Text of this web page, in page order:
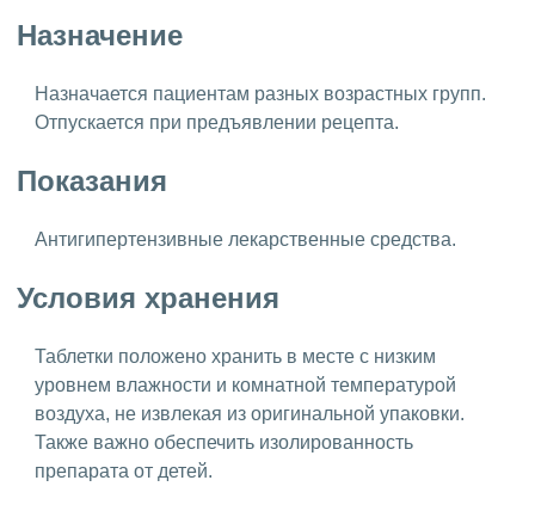
Назначение
Назначается пациентам разных возрастных групп.
Отпускается при предъявлении рецепта.
Показания
Антигипертензивные лекарственные средства.
Условия хранения
Таблетки положено хранить в месте с низким
уровнем влажности и комнатной температурой
воздуха, не извлекая из оригинальной упаковки.
Также важно обеспечить изолированность
препарата от детей.